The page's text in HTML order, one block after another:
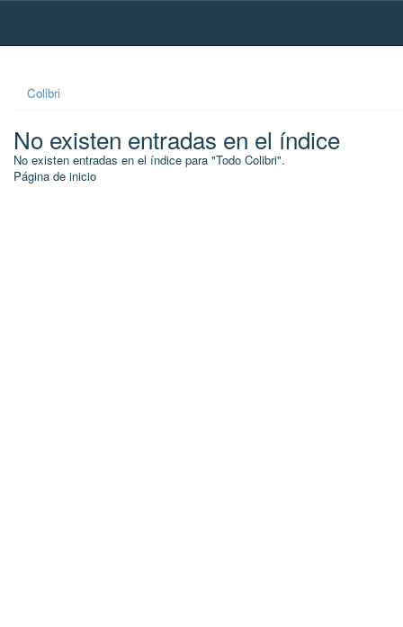
Skip
Colibri
No existen entradas en el índice
No existen entradas en el índice para "Todo Colibri".
Página de inicio